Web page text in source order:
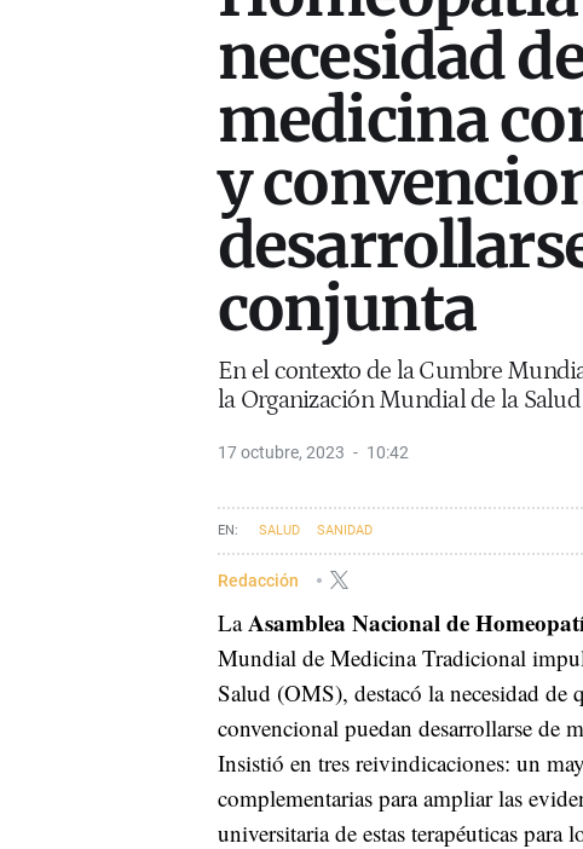
necesidad
medicina
y
conjunta
En el contexto de la Cumbre
la Organización Mundial de la Salud
17 octubre, 2023 10:42
SALUD SANIDAD
Redacción
LaAsamblea Nacional de
Mundial de Medicina Tradicional
Salud (OMS), destacó la necesidad de
convencional puedan desarrollarse de
Insistió en tres reivindicaciones: un
complementarias para ampliar las
universitaria de estas terapéuticas